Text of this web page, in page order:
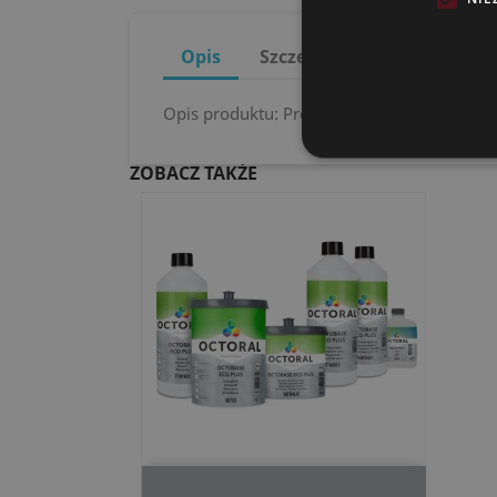
Opis Szczegóły produktu
Opis produktu: Produkt dla efektywnego
ZOBACZ TAKŻE